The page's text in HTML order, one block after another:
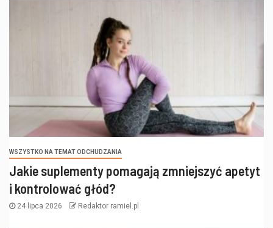
WSZYSTKO NA TEMAT ODCHUDZANIA
Jakie suplementy pomagają zmniejszyć apetyt
i kontrolować głód?
24 lipca 2026 Redaktor ramiel.pl